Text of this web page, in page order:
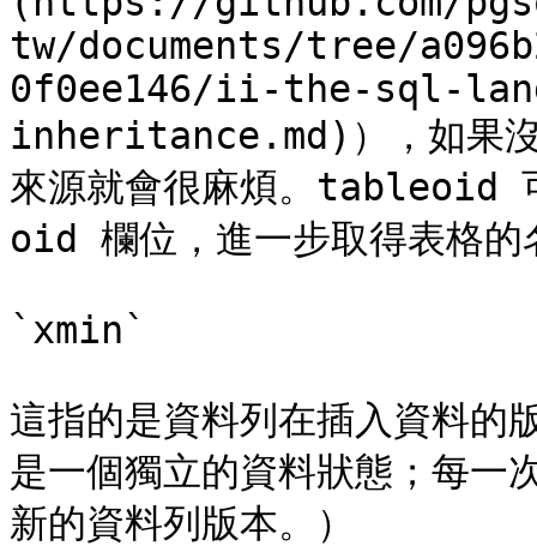
tw/documents/tree/
0f0ee146/ii-the-sql-
inheritance.md)），如果沒
來源就會很麻煩。tableoid
oid 欄位，進一步取得表格的
`xmin`
這指的是資料列在插入資料的
是一個獨立的資料狀態；每一
新的資料列版本。）